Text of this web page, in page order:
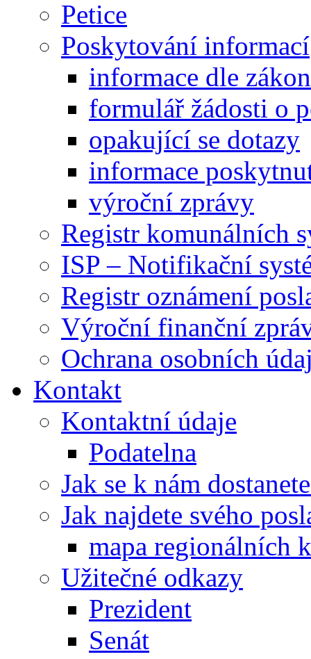
Petice
Poskytování informací
informace dle
formulář žádosti o
opakující se dotazy
informace
výroční zprávy
Registr komunálních
ISP – Notifikační
Registr oznámení
Výroční finanční
Ochrana osobních
Kontakt
Kontaktní údaje
Podatelna
Jak se k nám
Jak najdete svého
mapa regionálních
Užitečné odkazy
Prezident
Senát